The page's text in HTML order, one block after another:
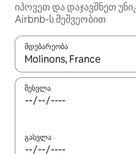
იპოვეთ და დაჯავშნეთ
Airbnb-ს მეშვეობით
მდებარეობა
როცა შედეგები
შესვლა
გასვლა